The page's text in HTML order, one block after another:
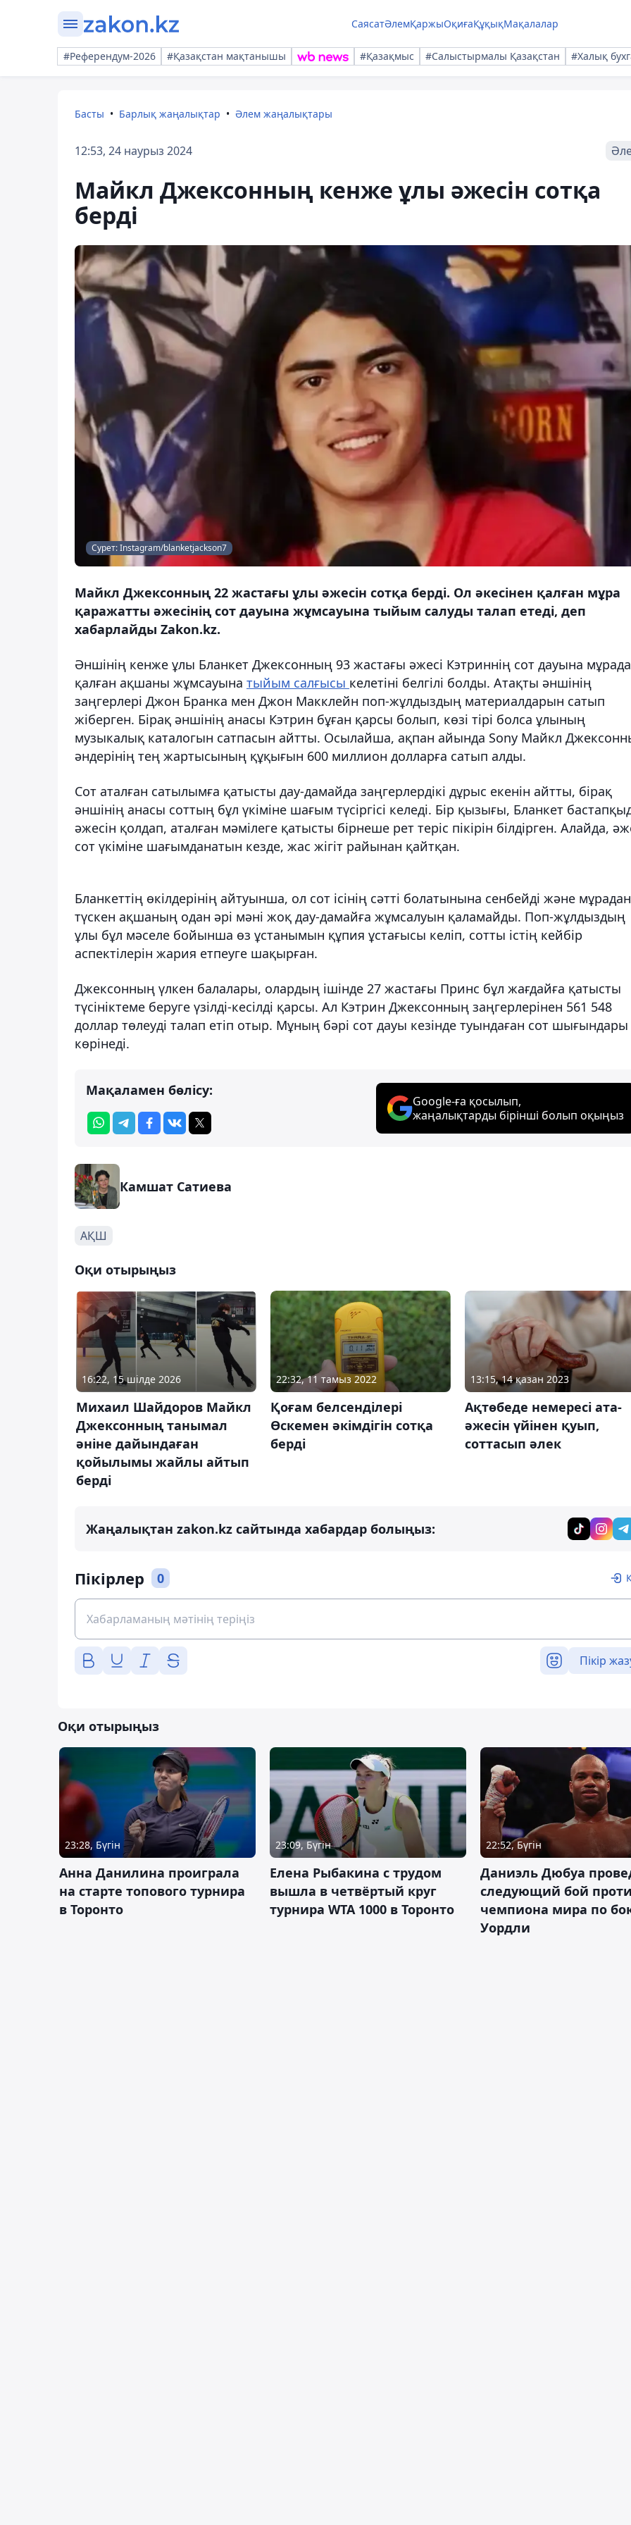
СаясатӘлемҚаржыОқиғаҚұқықМақалалар
#Референдум-2026 #Қазақстан мақтанышы #Қазақмыс #Салыстырмалы Қазақстан #Халық
Басты Барлық жаңалықтар Әлем жаңалықтары
12:53, 24 наурыз 2024
Майкл Джексонның кенже ұлы әжесін сотқа
берді
Сурет: Instagram/blanketjackson7
Майкл Джексонның 22 жастағы ұлы әжесін сотқа берді. Ол әкесінен қалған мұра
қаражатты әжесінің сот дауына жұмсауына тыйым салуды талап етеді, деп
хабарлайды Zakon.kz.
Әншінің кенже ұлы Бланкет Джексонның 93 жастағы әжесі Кэтриннің сот дауына
қалған ақшаны жұмсауына тыйым салғысы келетіні белгілі болды. Атақты әншінің
заңгерлері Джон Бранка мен Джон Макклейн поп-жұлдыздың материалдарын сатып
жіберген. Бірақ әншінің анасы Кэтрин бұған қарсы болып, көзі тірі болса ұлының
музыкалық каталогын сатпасын айтты. Осылайша, ақпан айында Sony Майкл
әндерінің тең жартысының құқығын 600 миллион долларға сатып алды.
Сот аталған сатылымға қатысты дау-дамайда заңгерлердікі дұрыс екенін айтты, бірақ
әншінің анасы соттың бұл үкіміне шағым түсіргісі келеді. Бір қызығы, Бланкет
әжесін қолдап, аталған мәмілеге қатысты бірнеше рет теріс пікірін білдірген. Алайда,
сот үкіміне шағымданатын кезде, жас жігіт райынан қайтқан.
Бланкеттің өкілдерінің айтуынша, ол сот ісінің сәтті болатынына сенбейді және мұрадан
түскен ақшаның одан әрі мәні жоқ дау-дамайға жұмсалуын қаламайды. Поп-жұлдыздың
ұлы бұл мәселе бойынша өз ұстанымын құпия ұстағысы келіп, сотты істің кейбір
аспектілерін жария етпеуге шақырған.
Джексонның үлкен балалары, олардың ішінде 27 жастағы Принс бұл жағдайға қатысты
түсініктеме беруге үзілді-кесілді қарсы. Ал Кэтрин Джексонның заңгерлерінен 561 548
доллар төлеуді талап етіп отыр. Мұның бәрі сот дауы кезінде туындаған сот шығындары
көрінеді.
Мақаламен бөлісу:
Google-ға қосылып,
жаңалықтарды бірінші болып оқыңыз
Камшат Сатиева
АҚШ
Оқи отырыңыз
16:22, 15 шілде 2026
Михаил Шайдоров Майкл
Джексонның танымал
әніне дайындаған
қойылымы жайлы айтып
берді
22:32, 11 тамыз 2022
Қоғам белсенділері
Өскемен әкімдігін сотқа
берді
13:15, 14 қазан 2023
Ақтөбеде немересі ата-
әжесін үйінен қуып,
соттасып әлек
Жаңалықтан zakon.kz сайтында хабардар болыңыз:
Пікірлер 0
Пікір
Оқи отырыңыз
23:28, Бүгін
Анна Данилина проиграла
на старте топового турнира
в Торонто
23:09, Бүгін
Елена Рыбакина с трудом
вышла в четвёртый круг
турнира WTA 1000 в Торонто
22:52, Бүгін
Даниэль Дюбуа
следующий бой
чемпиона мира по
Уордли